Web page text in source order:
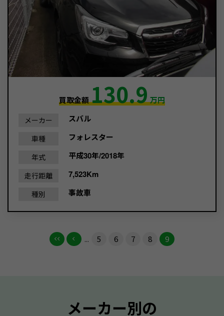
買取金額130.9万円
メーカー スバル
車種 フォレスター
年式 平成30年/2018年
走行距離 7,523Km
種別 事故車
... 5 6 7 8 9
メーカー別の